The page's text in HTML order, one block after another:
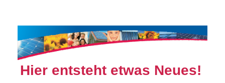
Hier entsteht etwas Neues!